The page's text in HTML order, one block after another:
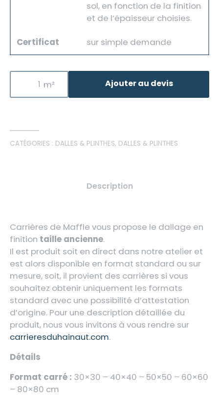
sol, en fonction de la finition
et de l’épaisseur choisies.
Certificat sur simple demande
Ajouter au devis
CATÉGORIES : DALLES & PLINTHES, DALLES & PLINTHES
Description
Carrières de Maffle vous propose le dallage en
finition taille ancienne.
Il est produit soit en direct dans notre atelier et
est alors disponible en format standard ou sur
mesure, soit, il provient des carrières si vous
souhaitez obtenir uniquement les formats
standard avec une possibilité d’attestation
d’origine. Pour une description détaillée du
produit, nous vous invitons à vous rendre sur
carrieresduhainaut.com.
Détails
Format carré : 30×30 – 40×40 – 50×50 – 60×60
– 80×80 cm